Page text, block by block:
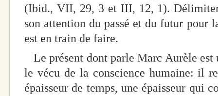
(Ibid., VII, 29, 3 et III, 12, 1). Délimiter
son attention du passé et du futur pour
est en train de faire.
Le présent dont parle Marc Aurèle est
le vécu de la conscience humaine: il
épaisseur de temps, une épaisseur qui